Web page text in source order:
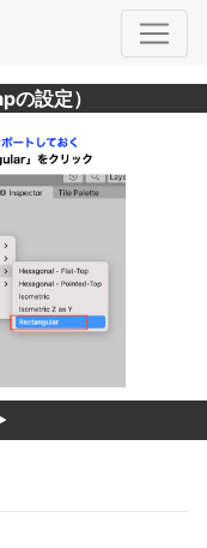
の設定）